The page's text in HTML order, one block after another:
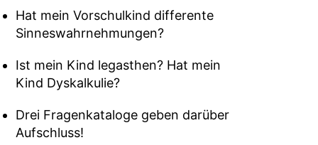
Hat mein Vorschulkind differente
Sinneswahrnehmungen?
Ist mein Kind legasthen? Hat mein
Kind Dyskalkulie?
Drei Fragenkataloge geben darüber
Aufschluss!